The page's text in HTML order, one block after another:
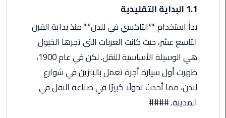
ليموزين
الساحل
الشمالي
ليموزين
العين
1.1 البداية التقليدية
بدأ استخدام **التاكسي في لندن** منذ بداية القرن
التاسع عشر، حيث كانت العربات التي تجرها الخيول
هي الوسيلة الأساسية للنقل. لكن في عام 1900،
ظهرت أول سيارة أجرة تعمل بالبنزين في شوارع
لندن، مما أحدث تحولًا كبيرًا في صناعة النقل في
المدينة. ####